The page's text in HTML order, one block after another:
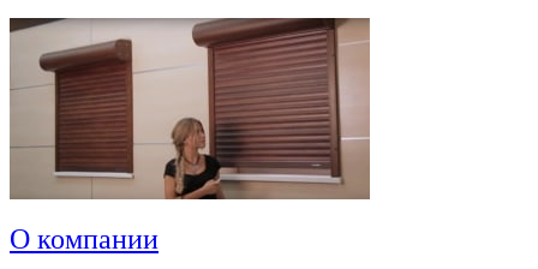
О компании